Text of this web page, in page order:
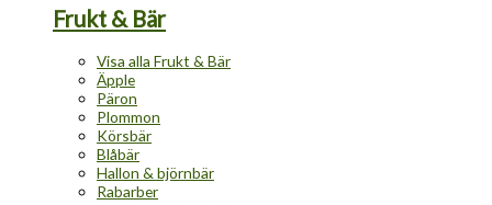
Frukt & Bär
Visa alla Frukt & Bär
Äpple
Päron
Plommon
Körsbär
Blåbär
Hallon & björnbär
Rabarber